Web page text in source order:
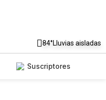
84°Lluvias aisladas
Suscriptores